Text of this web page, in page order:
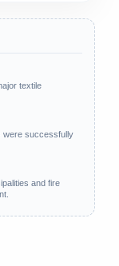
textile
were successfully
and fire